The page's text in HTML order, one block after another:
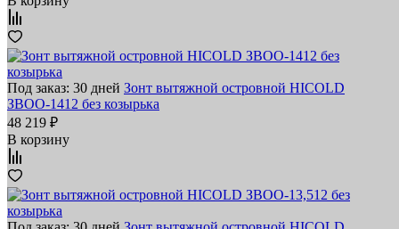
Под заказ: 30 дней Зонт вытяжной островной HICOLD
ЗВОО-1412 без козырька
48 219 ₽
В корзину